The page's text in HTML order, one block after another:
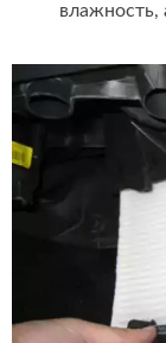
влажность,